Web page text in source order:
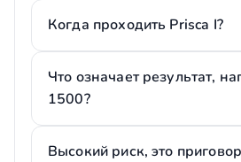
Когда проходить Prisca I?
Что означает результат,
1500?
Высокий риск, это